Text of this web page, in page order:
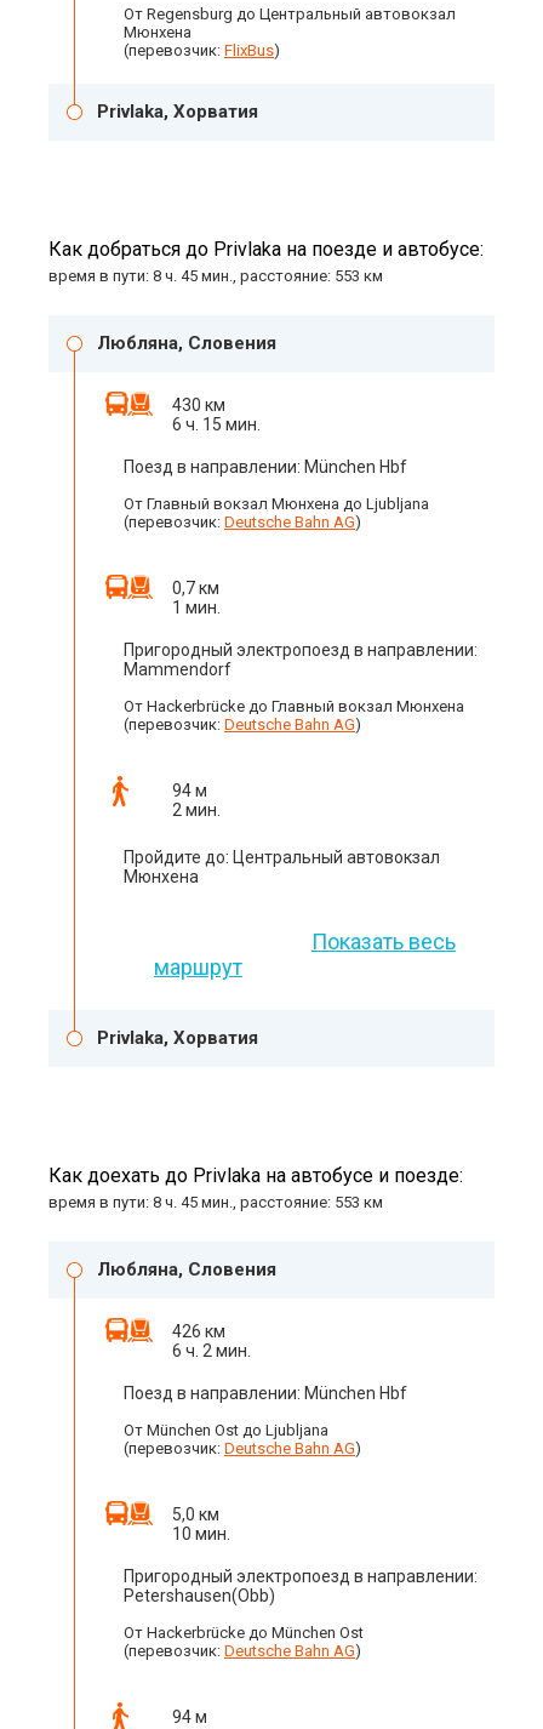
От Regensburg до Центральный автовокзал
Мюнхена
(перевозчик: FlixBus)
Privlaka, Хорватия
Как добраться до Privlaka на поезде и автобусе:
время в пути: 8 ч. 45 мин., расстояние: 553 км
Любляна, Словения
430 км
6 ч. 15 мин.
Поезд в направлении: München Hbf
От Главный вокзал Мюнхена до Ljubljana
(перевозчик: Deutsche Bahn AG)
0,7 км
1 мин.
Пригородный электропоезд в направлении:
Mammendorf
От Hackerbrücke до Главный вокзал Мюнхена
(перевозчик: Deutsche Bahn AG)
94 м
2 мин.
Пройдите до: Центральный автовокзал
Мюнхена
Показать весь
маршрут
Privlaka, Хорватия
Как доехать до Privlaka на автобусе и поезде:
время в пути: 8 ч. 45 мин., расстояние: 553 км
Любляна, Словения
426 км
6 ч. 2 мин.
Поезд в направлении: München Hbf
От München Ost до Ljubljana
(перевозчик: Deutsche Bahn AG)
5,0 км
10 мин.
Пригородный электропоезд в направлении:
Petershausen(Obb)
От Hackerbrücke до München Ost
(перевозчик: Deutsche Bahn AG)
94 м